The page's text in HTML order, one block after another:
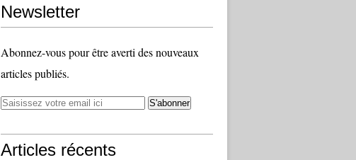
Newsletter
Abonnez-vous pour être averti des nouveaux
articles publiés.
Articles récents